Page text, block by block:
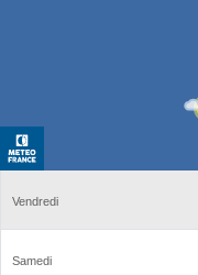
Vendredi
Samedi